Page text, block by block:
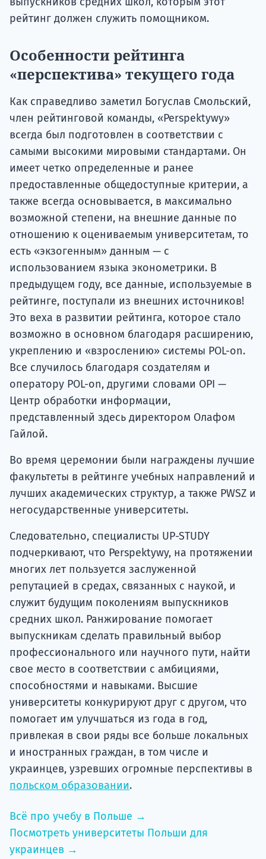
рейтинг должен служить помощником.
Особенности рейтинга
«перспектива» текущего года
Как справедливо заметил Богуслав Смольский,
член рейтинговой команды, «Perspektywy»
всегда был подготовлен в соответствии с
самыми высокими мировыми стандартами. Он
имеет четко определенные и ранее
предоставленные общедоступные критерии, а
также всегда основывается, в максимально
возможной степени, на внешние данные по
отношению к оцениваемым университетам, то
есть «экзогенным» данным — с
использованием языка эконометрики. В
предыдущем году, все данные, используемые в
рейтинге, поступали из внешних источников!
Это веха в развитии рейтинга, которое стало
возможно в основном благодаря расширению,
укреплению и «взрослению» системы POL-on.
Все случилось благодаря создателям и
оператору POL-on, другими словами OPI —
Центр обработки информации,
представленный здесь директором Олафом
Гайлой.
Во время церемонии были награждены лучшие
факультеты в рейтинге учебных направлений и
лучших академических структур, а также PWSZ и
негосударственные университеты.
Следовательно, специалисты UP-STUDY
подчеркивают, что Perspektywy, на протяжении
многих лет пользуется заслуженной
репутацией в средах, связанных с наукой, и
служит будущим поколениям выпускников
средних школ. Ранжирование помогает
выпускникам сделать правильный выбор
профессионального или научного пути, найти
свое место в соответствии с амбициями,
способностями и навыками. Высшие
университеты конкурируют друг с другом, что
помогает им улучшаться из года в год,
привлекая в свои ряды все больше локальных
и иностранных граждан, в том числе и
украинцев, узревших огромные перспективы в
польском образовании.
Всё про учебу в Польше →
Посмотреть университеты Польши для
украинцев →